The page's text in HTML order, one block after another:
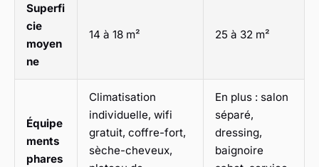
Superfi
cie
moyen
ne
14 à 18 m² 25 à 32 m²
Équipe
ments
phares
Climatisation
individuelle, wifi
gratuit, coffre-fort,
sèche-cheveux,
En plus : salon
séparé,
dressing,
baignoire